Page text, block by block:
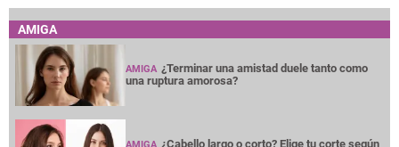
AMIGA
AMIGA ¿Terminar una amistad duele tanto como
una ruptura amorosa?
¿Cabello largo o corto? Elige tu corte según